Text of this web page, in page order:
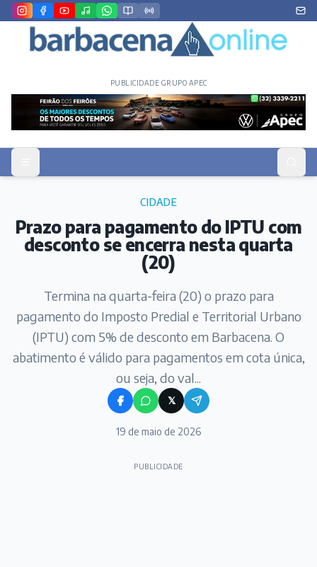
PUBLICIDADE GRUPO APEC
CIDADE
Prazo para pagamento do IPTU com
desconto se encerra nesta quarta
(20)
Termina na quarta-feira (20) o prazo para
pagamento do Imposto Predial e Territorial Urbano
(IPTU) com 5% de desconto em Barbacena. O
abatimento é válido para pagamentos em cota única,
ou seja, do val...
𝕏
19 de maio de 2026
PUBLICIDADE